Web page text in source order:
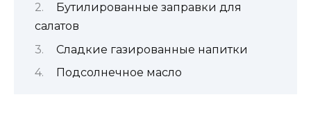
Бутилированные заправки для
салатов
Сладкие газированные напитки
Подсолнечное масло